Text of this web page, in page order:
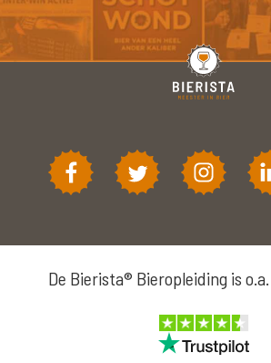
De Bierista® Bieropleiding is